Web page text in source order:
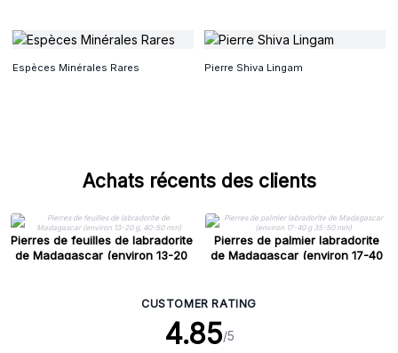
Espèces Minérales Rares Pierre Shiva Lingam
Achats récents des clients
Pierres de feuilles de labradorite
de Madagascar (environ 13-20
Pierres de palmier labradorite
de Madagascar (environ 17-40
CUSTOMER RATING
4.85/5